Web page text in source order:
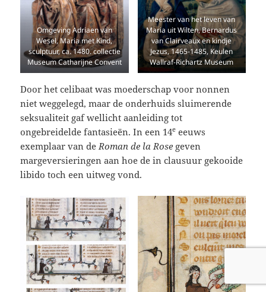
Omgeving Adriaen van
Wesel, Maria met Kind,
sculptuur, ca. 1480. collectie
Museum Catharijne Convent
Meester van het leven van
Maria uit Wilten, Bernardus
van Clairveaux en kindje
Jezus, 1465-1485, Keulen
Wallraf-Richartz Museum
Door het celibaat was moederschap voor nonnen
niet weggelegd, maar de onderhuids sluimerende
seksualiteit gaf wellicht aanleiding tot
ongebreidelde fantasieën. In een 14e eeuws
exemplaar van de Roman de la Rose geven
margeversieringen aan hoe de in clausuur gekooide
libido toch een uitweg vond.